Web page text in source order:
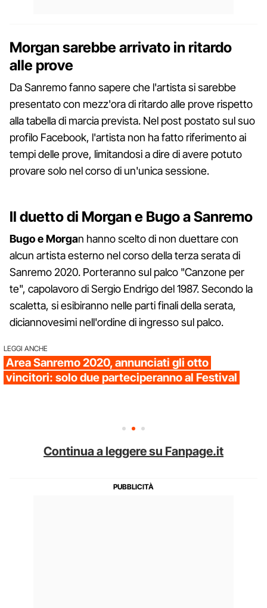
Morgan sarebbe arrivato in ritardo
alle prove
Da Sanremo fanno sapere che l'artista si sarebbe
presentato con mezz'ora di ritardo alle prove rispetto
alla tabella di marcia prevista. Nel post postato sul suo
profilo Facebook, l'artista non ha fatto riferimento ai
tempi delle prove, limitandosi a dire di avere potuto
provare solo nel corso di un'unica sessione.
Il duetto di Morgan e Bugo a Sanremo
Bugo e Morgan hanno scelto di non duettare con
alcun artista esterno nel corso della terza serata di
Sanremo 2020. Porteranno sul palco "Canzone per
te", capolavoro di Sergio Endrigo del 1987. Secondo la
scaletta, si esibiranno nelle parti finali della serata,
diciannovesimi nell'ordine di ingresso sul palco.
LEGGI ANCHE
Area Sanremo 2020, annunciati gli otto
vincitori: solo due parteciperanno al Festival
Continua a leggere su Fanpage.it